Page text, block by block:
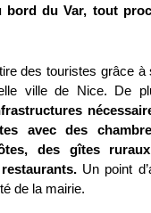
bord du Var, tout
des touristes grâce à
ville de Nice. De
avec des
des gîtes
Un point
de la mairie.